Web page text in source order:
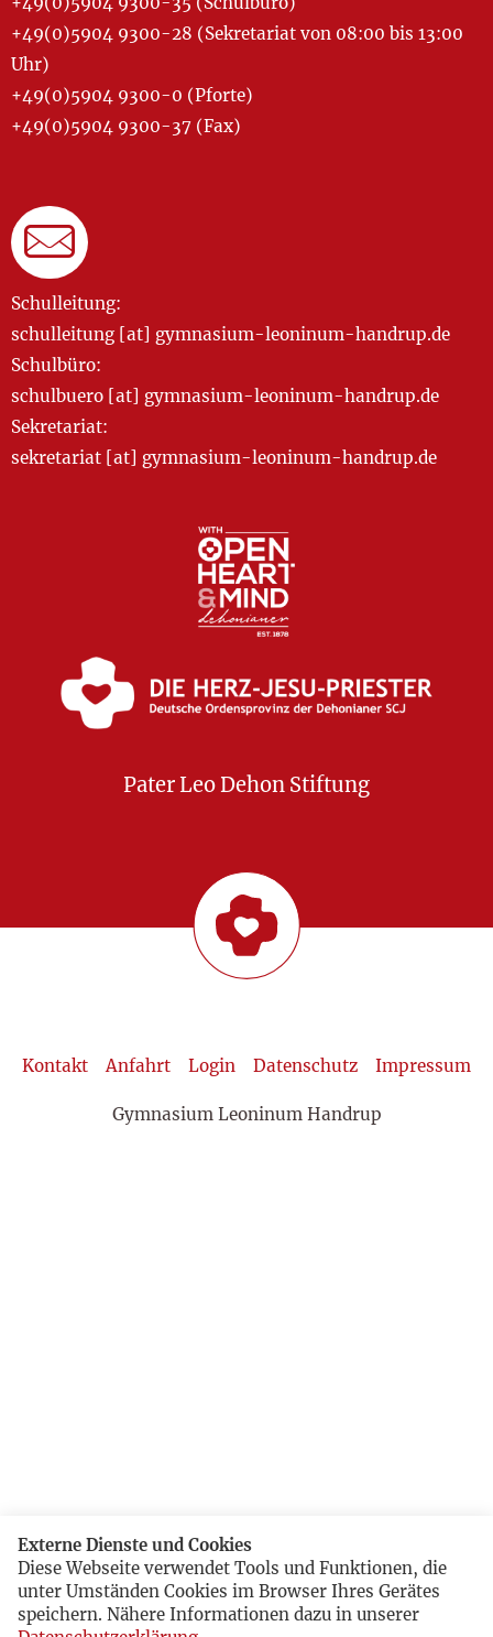
+49(0)5904 9300-28 (Sekretariat von 08:00 bis 13:00
Uhr)
+49(0)5904 9300-0 (Pforte)
+49(0)5904 9300-37 (Fax)
Schulleitung:
schulleitung [at] gymnasium-leoninum-handrup.de
Schulbüro:
schulbuero [at] gymnasium-leoninum-handrup.de
Sekretariat:
sekretariat [at] gymnasium-leoninum-handrup.de
Pater Leo Dehon Stiftung
Kontakt Anfahrt Login Datenschutz Impressum
Gymnasium Leoninum Handrup
Externe Dienste und Cookies
Diese Webseite verwendet Tools und Funktionen, die
unter Umständen Cookies im Browser Ihres Gerätes
speichern. Nähere Informationen dazu in unserer